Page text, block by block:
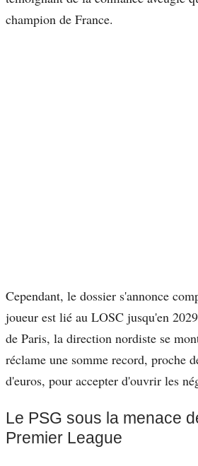
champion de France.
Cependant, le dossier s'annonce
joueur est lié au LOSC jusqu'en
de Paris, la direction nordiste se
réclame une somme record, proche
d'euros, pour accepter d'ouvrir les
Le PSG sous la menace
Premier League